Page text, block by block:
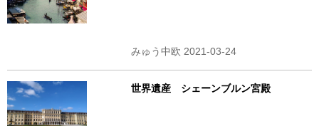
みゅう中欧 2021-03-24
世界遺産 シェーンブルン宮殿